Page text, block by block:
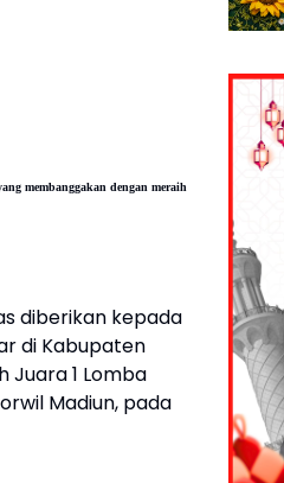
membanggakan dengan meraih
diberikan kepada
di Kabupaten
1 Lomba
Madiun, pada